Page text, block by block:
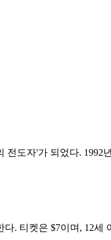
도자'가 되었다. 1992
. 티켓은 $7이며, 12세